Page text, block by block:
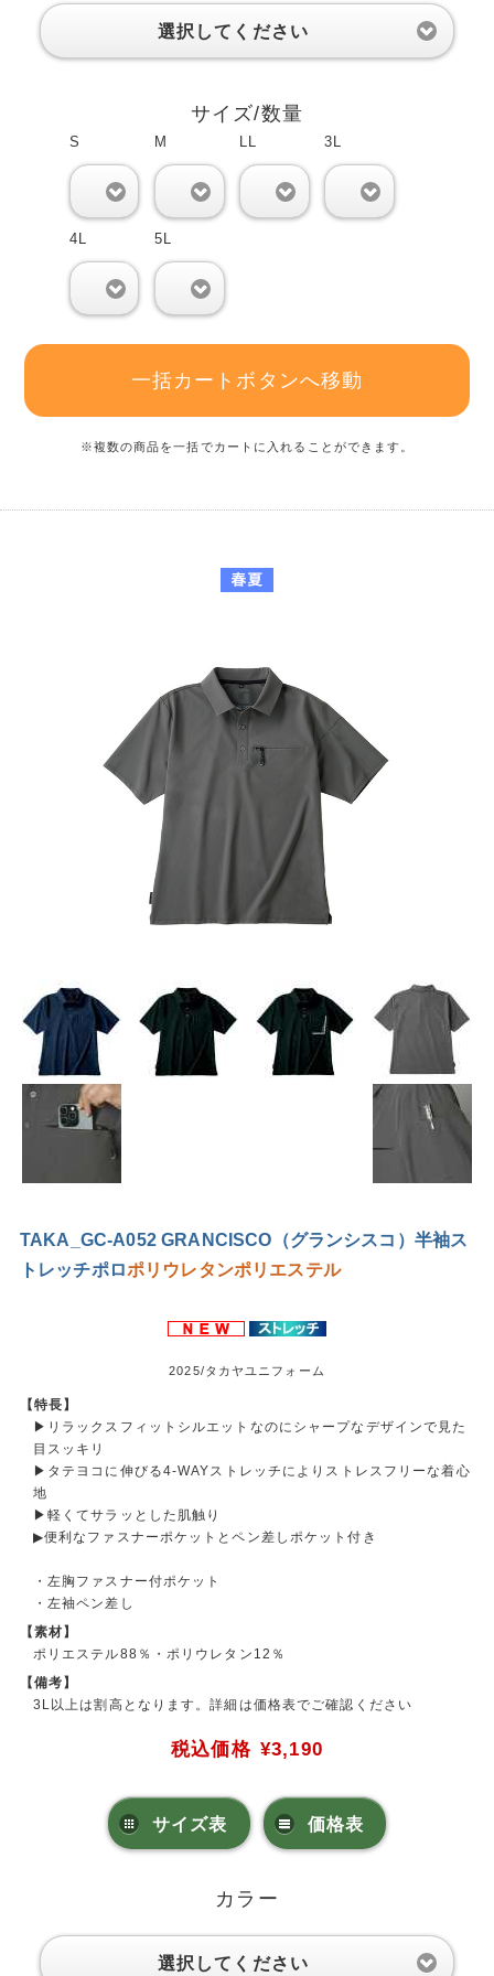
選択してください
サイズ/数量
S M LL 3L
4L 5L
一括カートボタンへ移動
※複数の商品を一括でカートに入れることができます。
TAKA_GC-A052 GRANCISCO（グランシスコ）半袖ス
トレッチポロポリウレタンポリエステル
2025/タカヤユニフォーム
【特長】
▶リラックスフィットシルエットなのにシャープなデザインで見た
目スッキリ
▶タテヨコに伸びる4-WAYストレッチによりストレスフリーな着心
地
▶軽くてサラッとした肌触り
▶便利なファスナーポケットとペン差しポケット付き
・左胸ファスナー付ポケット
・左袖ペン差し
【素材】
ポリエステル88％・ポリウレタン12％
【備考】
3L以上は割高となります。詳細は価格表でご確認ください
税込価格 ¥3,190
サイズ表 価格表
カラー
選択してください